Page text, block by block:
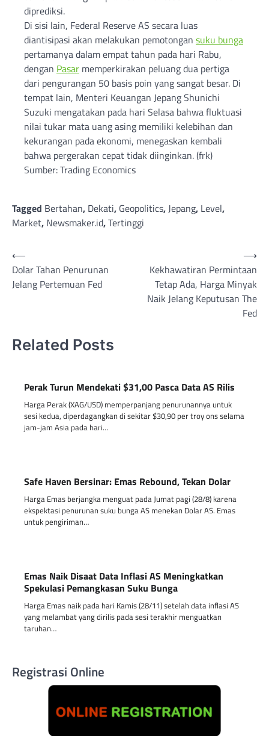
diprediksi.
Di sisi lain, Federal Reserve AS secara luas
diantisipasi akan melakukan pemotongan suku bunga
pertamanya dalam empat tahun pada hari Rabu,
dengan Pasar memperkirakan peluang dua pertiga
dari pengurangan 50 basis poin yang sangat besar. Di
tempat lain, Menteri Keuangan Jepang Shunichi
Suzuki mengatakan pada hari Selasa bahwa fluktuasi
nilai tukar mata uang asing memiliki kelebihan dan
kekurangan pada ekonomi, menegaskan kembali
bahwa pergerakan cepat tidak diinginkan. (frk)
Sumber: Trading Economics
Tagged Bertahan, Dekati, Geopolitics,Jepang, Level,
Market, Newsmaker.id,Tertinggi
Post
navigation
⟵
Dolar Tahan Penurunan
Jelang Pertemuan Fed
Kekhawatiran Permintaan
Tetap Ada, Harga Minyak
Naik Jelang Keputusan The
Fed
⟶
Related Posts
Perak Turun Mendekati $31,00 Pasca Data AS Rilis
Harga Perak (XAG/USD) memperpanjang penurunannya untuk
sesi kedua, diperdagangkan di sekitar $30,90 per troy ons selama
jam-jam Asia pada hari…
Safe Haven Bersinar: Emas Rebound, Tekan Dolar
Harga Emas berjangka menguat pada Jumat pagi (28/8) karena
ekspektasi penurunan suku bunga AS menekan Dolar AS. Emas
untuk pengiriman…
Emas Naik Disaat Data Inflasi AS Meningkatkan
Spekulasi Pemangkasan Suku Bunga
Harga Emas naik pada hari Kamis (28/11) setelah data inflasi AS
yang melambat yang dirilis pada sesi terakhir menguatkan
taruhan…
Registrasi Online